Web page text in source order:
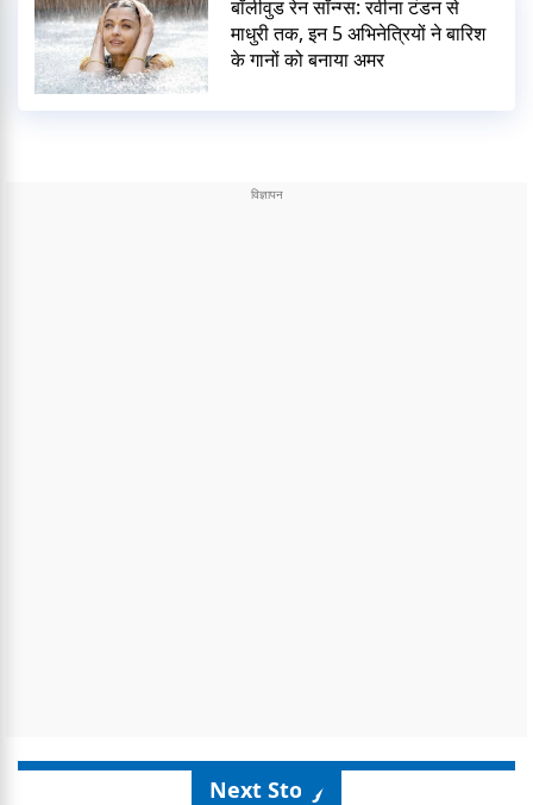
बॉलीवुड रेन सॉन्ग्स: रवीना टंडन से
माधुरी तक, इन 5 अभिनेत्रियों ने बारिश
के गानों को बनाया अमर
Next Story